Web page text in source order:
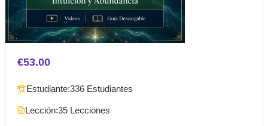
€53.00
Estudiante:336 Estudiantes
Lección:35 Lecciones